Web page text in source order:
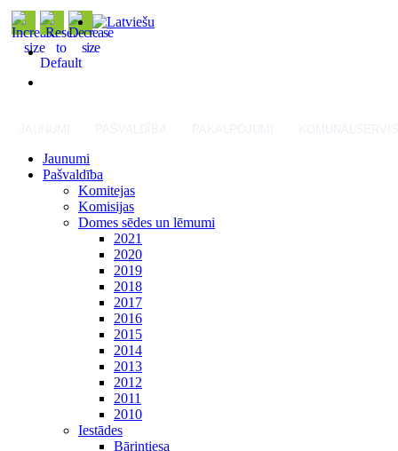
Jaunumi
Pašvaldība
Komitejas
Komisijas
Domes sēdes un lēmumi
2021
2020
2019
2018
2017
2016
2015
2014
2013
2012
2011
2010
Iestādes
Bāriņtiesa